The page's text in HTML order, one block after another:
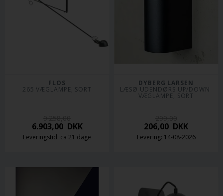
FLOS
265 VÆGLAMPE, SORT
6.903,00DKK
Leveringstid: ca 21 dage
DYBERG LARSEN
LÆSØ UDENDØRS UP/DOWN
VÆGLAMPE, SORT
206,00 DKK
Levering: 14-08-2026